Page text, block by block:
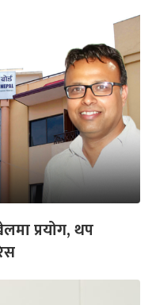
प्रयोग, थप